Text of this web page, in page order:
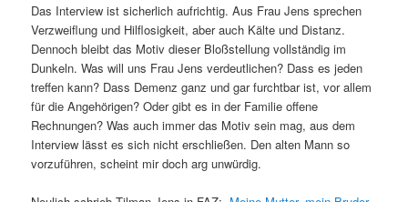
Das Interview ist sicherlich aufrichtig. Aus Frau Jens sprechen
Verzweiflung und Hilflosigkeit, aber auch Kälte und Distanz.
Dennoch bleibt das Motiv dieser Bloßstellung vollständig im
Dunkeln. Was will uns Frau Jens verdeutlichen? Dass es jeden
treffen kann? Dass Demenz ganz und gar furchtbar ist, vor allem
für die Angehörigen? Oder gibt es in der Familie offene
Rechnungen? Was auch immer das Motiv sein mag, aus dem
Interview lässt es sich nicht erschließen. Den alten Mann so
vorzuführen, scheint mir doch arg unwürdig.